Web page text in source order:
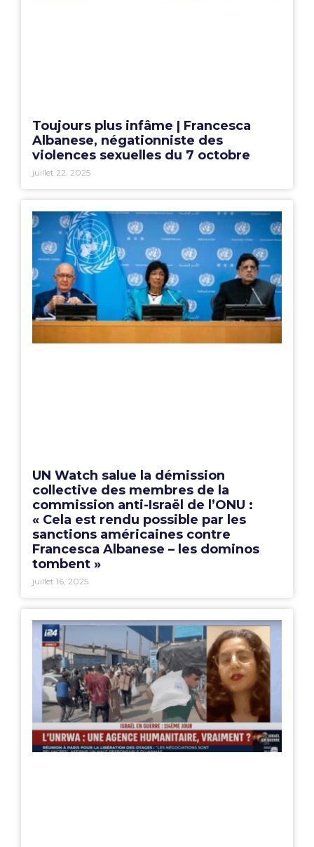
Toujours plus infâme | Francesca
Albanese, négationniste des
violences sexuelles du 7 octobre
juillet 22, 2025
UN Watch salue la démission
collective des membres de la
commission anti-Israël de l’ONU :
« Cela est rendu possible par les
sanctions américaines contre
Francesca Albanese – les dominos
tombent »
juillet 16, 2025